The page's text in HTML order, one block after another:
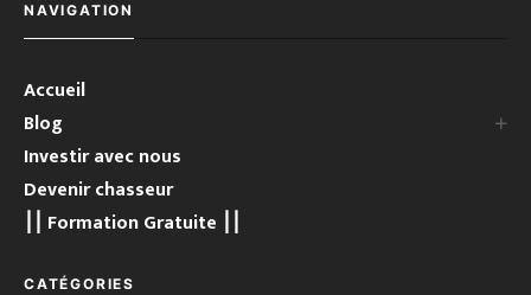
NAVIGATION
Accueil
Blog
Investir avec nous
Devenir chasseur
⎮⎮ Formation Gratuite ⎮⎮
CATÉGORIES